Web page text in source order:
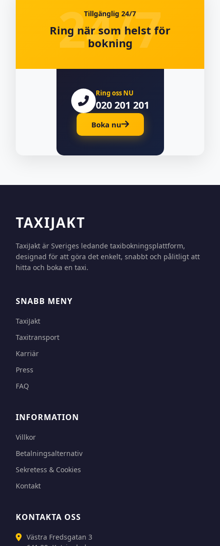
Tillgänglig 24/7
Ring när som helst för
bokning
Ring oss NU
020 201 201
Boka nu
TAXIJAKT
TaxiJakt är Sveriges ledande taxibokningsplattform,
designad för att göra det enkelt, snabbt och pålitligt att
hitta och boka en taxi.
SNABB MENY
TaxiJakt
Taxitransport
Karriär
Press
FAQ
INFORMATION
Villkor
Betalningsalternativ
Sekretess & Cookies
Kontakt
KONTAKTA OSS
Västra Fredsgatan 3